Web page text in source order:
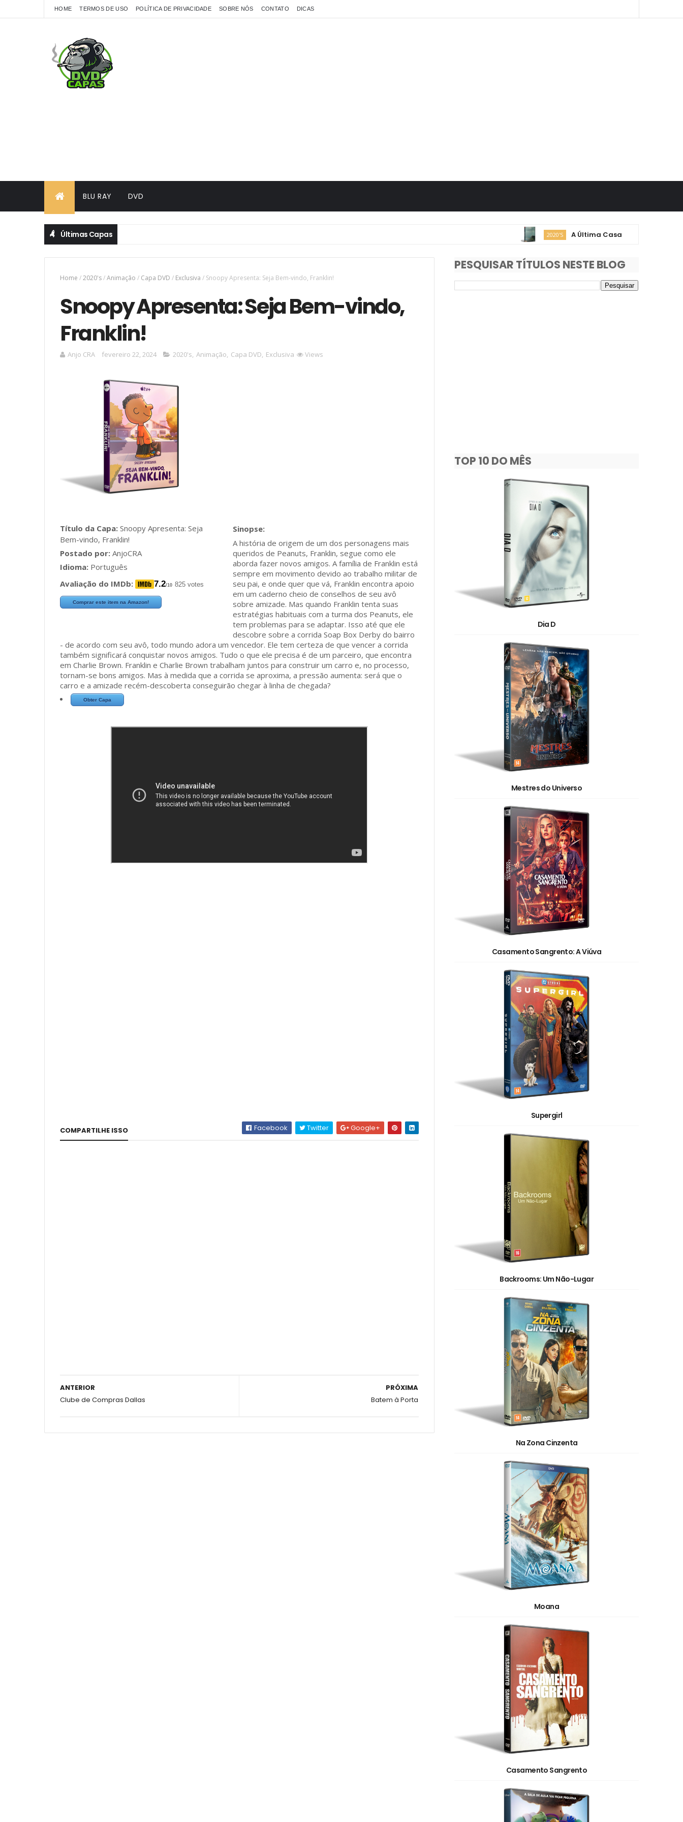
HOME TERMOS DE USO POLÍTICA DE PRIVACIDADE SOBRE NÓS CONTATO DICAS
BLU RAY DVD
Últimas Capas 2020'S A Última Casa
Home /2020's/Animação / Capa DVD / Exclusiva / Snoopy Apresenta: Seja Bem-vindo, Franklin!
Snoopy Apresenta: Seja Bem-vindo,
Franklin!
Anjo CRA fevereiro 22, 2024 2020's, Animação, Capa DVD, Exclusiva Views
Título da Capa: Snoopy Apresenta: Seja
Bem-vindo, Franklin!
Postado por: AnjoCRA
Idioma: Português
Avaliação do IMDb:
7.2/10 825 votes
Comprar este item na Amazon!
A história de origem de um dos personagens mais
queridos de Peanuts, Franklin, segue como ele
aborda fazer novos amigos. A família de Franklin está
sempre em movimento devido ao trabalho militar de
seu pai, e onde quer que vá, Franklin encontra apoio
em um caderno cheio de conselhos de seu avô
sobre amizade. Mas quando Franklin tenta suas
estratégias habituais com a turma dos Peanuts, ele
tem problemas para se adaptar. Isso até que ele
descobre sobre a corrida Soap Box Derby do bairro
- de acordo com seu avô, todo mundo adora um vencedor. Ele tem certeza de que vencer a corrida
também significará conquistar novos amigos. Tudo o que ele precisa é de um parceiro, que encontra
em Charlie Brown. Franklin e Charlie Brown trabalham juntos para construir um carro e, no processo,
tornam-se bons amigos. Mas à medida que a corrida se aproxima, a pressão aumenta: será que o
carro e a amizade recém-descoberta conseguirão chegar à linha de chegada?
Obter Capa
COMPARTILHE ISSO Facebook Twitter Google+
PRÓXIMA
Batem à Porta
ANTERIOR
Clube de Compras Dallas
PESQUISAR TÍTULOS NESTE BLOG
TOP 10 DO MÊS
Dia D
Mestres do Universo
Casamento Sangrento: A Viúva
Supergirl
Backrooms: Um Não-Lugar
Na Zona Cinzenta
Moana
Casamento Sangrento